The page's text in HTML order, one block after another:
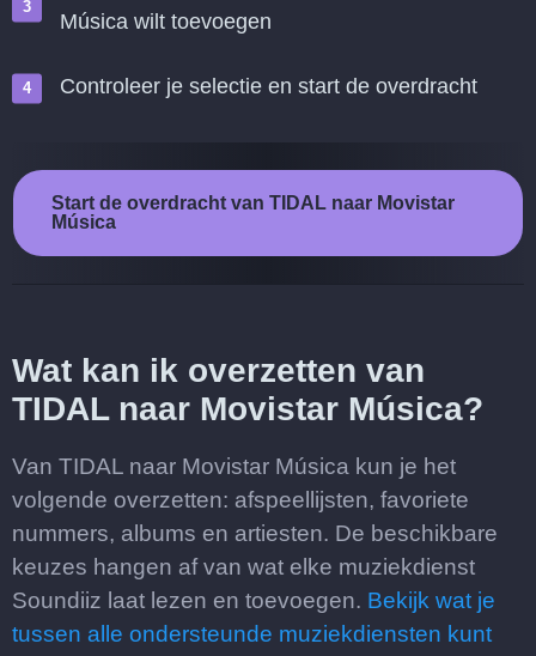
Música wilt toevoegen
Controleer je selectie en start de overdracht
Start de overdracht van TIDAL naar Movistar
Música
Wat kan ik overzetten van
TIDAL naar Movistar Música?
Van TIDAL naar Movistar Música kun je het
volgende overzetten: afspeellijsten, favoriete
nummers, albums en artiesten. De beschikbare
keuzes hangen af van wat elke muziekdienst
Soundiiz laat lezen en toevoegen. Bekijk wat je
tussen alle ondersteunde muziekdiensten kunt